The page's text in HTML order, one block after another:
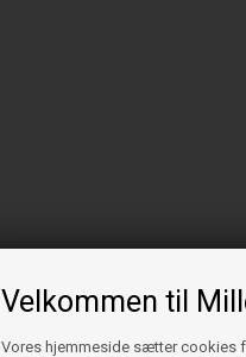
Velkommen til
Vores hjemmeside sætter cookies